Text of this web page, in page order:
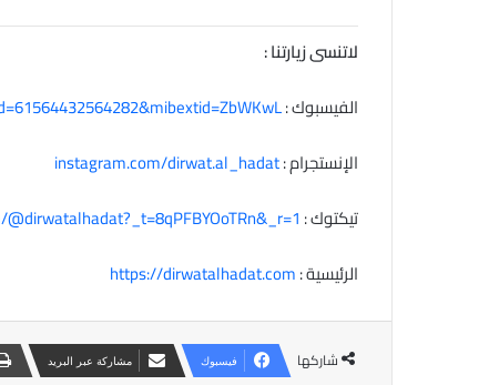
لاتنسى زيارتنا :
الفيسبوك :
الإنستجرام :instagram.com/dirwat.al_hadat
تيكتوك :
الرئيسية :https://dirwatalhadat.com
شاركها فيسبوك مشاركة عبر البريد